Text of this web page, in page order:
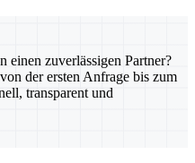
einen zuverlässigen Partner?
der ersten Anfrage bis zum
transparent und